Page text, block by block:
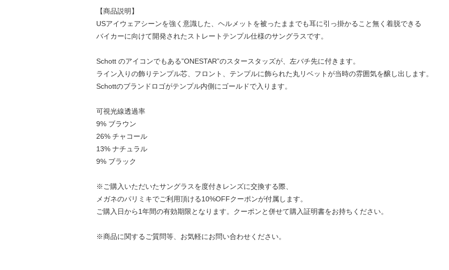
【商品説明】
USアイウェアシーンを強く意識した、ヘルメットを被ったままでも耳に引っ掛かること無く着脱できる
バイカーに向けて開発されたストレートテンプル仕様のサングラスです。
Schott のアイコンでもある”ONESTAR”のスタースタッズが、左バチ先に付きます。
ライン入りの飾りテンプル芯、フロント、テンプルに飾られた丸リベットが当時の雰囲気を醸し出します。
Schottのブランドロゴがテンプル内側にゴールドで入ります。
可視光線透過率
9% ブラウン
26% チャコール
13% ナチュラル
9% ブラック
※ご購入いただいたサングラスを度付きレンズに交換する際、
メガネのパリミキでご利用頂ける10%OFFクーポンが付属します。
ご購入日から1年間の有効期限となります。クーポンと併せて購入証明書をお持ちください。
※商品に関するご質問等、お気軽にお問い合わせください。